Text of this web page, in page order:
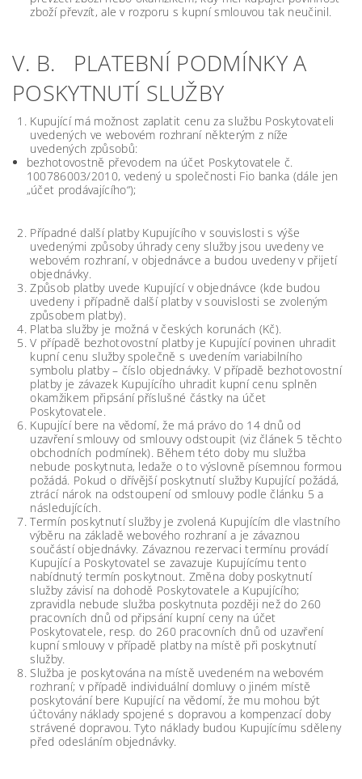
zboží převzít, ale v rozporu s kupní smlouvou tak neučinil.
V. B. PLATEBNÍ PODMÍNKY A
POSKYTNUTÍ SLUŽBY
Kupující má možnost zaplatit cenu za službu Poskytovateli
uvedených ve webovém rozhraní některým z níže
uvedených způsobů:
bezhotovostně převodem na účet Poskytovatele č.
100786003/2010, vedený u společnosti Fio banka (dále jen
„účet prodávajícího“);
Případné další platby Kupujícího v souvislosti s výše
uvedenými způsoby úhrady ceny služby jsou uvedeny ve
webovém rozhraní, v objednávce a budou uvedeny v přijetí
objednávky.
Způsob platby uvede Kupující v objednávce (kde budou
uvedeny i případně další platby v souvislosti se zvoleným
způsobem platby).
Platba služby je možná v českých korunách (Kč).
V případě bezhotovostní platby je Kupující povinen uhradit
kupní cenu služby společně s uvedením variabilního
symbolu platby – číslo objednávky. V případě bezhotovostní
platby je závazek Kupujícího uhradit kupní cenu splněn
okamžikem připsání příslušné částky na účet
Poskytovatele.
Kupující bere na vědomí, že má právo do 14 dnů od
uzavření smlouvy od smlouvy odstoupit (viz článek 5 těchto
obchodních podmínek). Během této doby mu služba
nebude poskytnuta, ledaže o to výslovně písemnou formou
požádá. Pokud o dřívější poskytnutí služby Kupující požádá,
ztrácí nárok na odstoupení od smlouvy podle článku 5 a
následujících.
Termín poskytnutí služby je zvolená Kupujícím dle vlastního
výběru na základě webového rozhraní a je závaznou
součástí objednávky. Závaznou rezervaci termínu provádí
Kupující a Poskytovatel se zavazuje Kupujícímu tento
nabídnutý termín poskytnout. Změna doby poskytnutí
služby závisí na dohodě Poskytovatele a Kupujícího;
zpravidla nebude služba poskytnuta později než do 260
pracovních dnů od připsání kupní ceny na účet
Poskytovatele, resp. do 260 pracovních dnů od uzavření
kupní smlouvy v případě platby na místě při poskytnutí
služby.
Služba je poskytována na místě uvedeném na webovém
rozhraní; v případě individuální domluvy o jiném místě
poskytování bere Kupující na vědomí, že mu mohou být
účtovány náklady spojené s dopravou a kompenzací doby
strávené dopravou. Tyto náklady budou Kupujícímu sděleny
před odesláním objednávky.